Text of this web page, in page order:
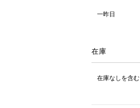
一昨日
在庫
在庫なしを含む